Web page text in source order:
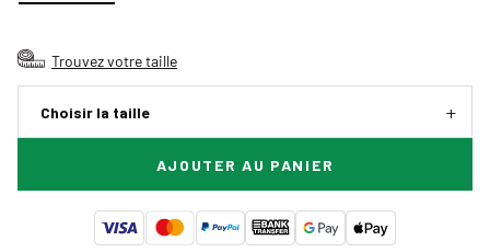
Trouvez votre taille
Choisir la taille
AJOUTER AU PANIER